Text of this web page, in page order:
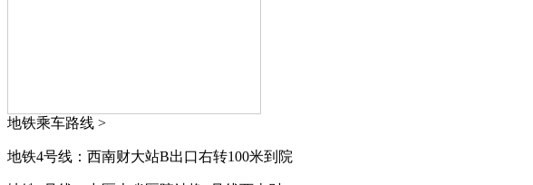
地铁乘车路线 >
地铁4号线：西南财大站B出口右转100米到院